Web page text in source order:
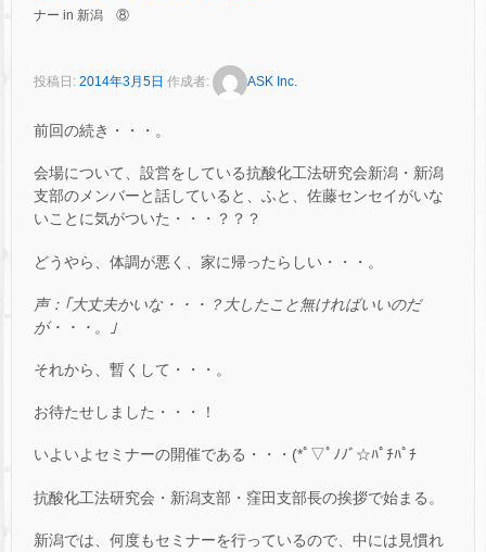
ナー in 新潟 ⑧
投稿日: 2014年3月5日 作成者: ASK Inc.
前回の続き・・・。
会場について、設営をしている抗酸化工法研究会新潟・新潟
支部のメンバーと話していると、ふと、佐藤センセイがいな
いことに気がついた・・・？？？
どうやら、体調が悪く、家に帰ったらしい・・・。
声：｢大丈夫かいな・・・？大したこと無ければいいのだ
が・・・。｣
それから、暫くして・・・。
お待たせしました・・・！
いよいよセミナーの開催である・・・(*ﾟ▽ﾟﾉﾉﾞ☆ﾊﾟﾁﾊﾟﾁ
抗酸化工法研究会・新潟支部・窪田支部長の挨拶で始まる。
新潟では、何度もセミナーを行っているので、中には見慣れ